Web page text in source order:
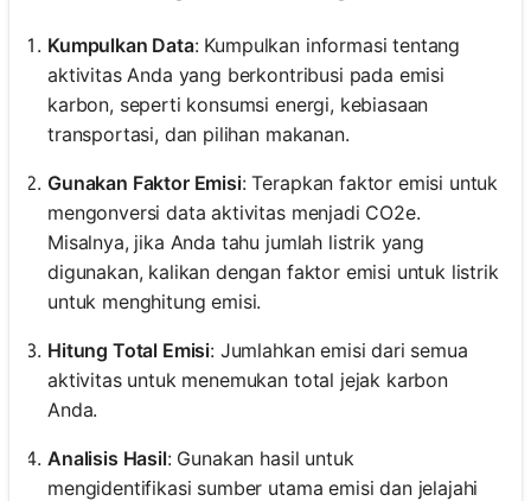
Kumpulkan Data: Kumpulkan informasi tentang
aktivitas Anda yang berkontribusi pada emisi
karbon, seperti konsumsi energi, kebiasaan
transportasi, dan pilihan makanan.
Gunakan Faktor Emisi: Terapkan faktor emisi untuk
mengonversi data aktivitas menjadi CO2e.
Misalnya, jika Anda tahu jumlah listrik yang
digunakan, kalikan dengan faktor emisi untuk listrik
untuk menghitung emisi.
Hitung Total Emisi: Jumlahkan emisi dari semua
aktivitas untuk menemukan total jejak karbon
Anda.
Analisis Hasil: Gunakan hasil untuk
mengidentifikasi sumber utama emisi dan jelajahi